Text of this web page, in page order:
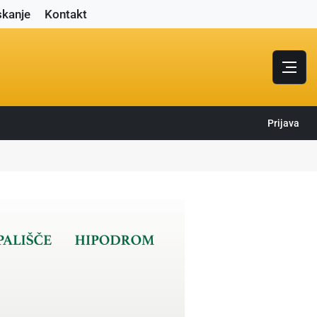
Kontakt
Prijava